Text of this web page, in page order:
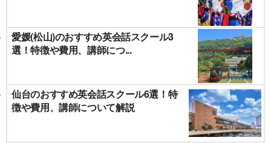
愛媛(松山)のおすすめ英会話スクール3
選！特徴や費用、講師につ...
仙台のおすすめ英会話スクール6選！特
徴や費用、講師について解説